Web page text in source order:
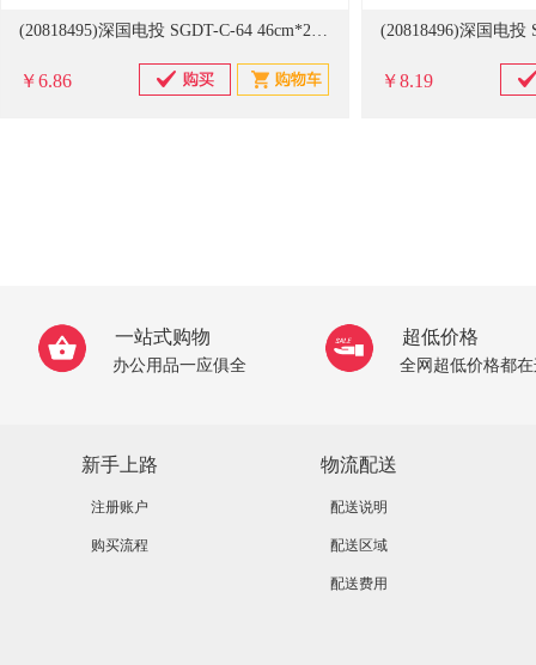
(20818495)深国电投 SGDT-C-64 46cm*21.5cm 营业凭证装订封面 可定制内容(单位：个)
￥6.86 ￥8.19
一站式购物
办公用品一应俱全
超低价格
全网超低价格都
新手上路
注册账户
购买流程
物流配送
配送说明
配送区域
配送费用